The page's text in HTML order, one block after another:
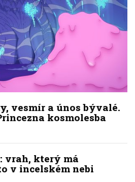
vesmír a únos bývalé.
kosmolesba
vrah, který má
v incelském nebi